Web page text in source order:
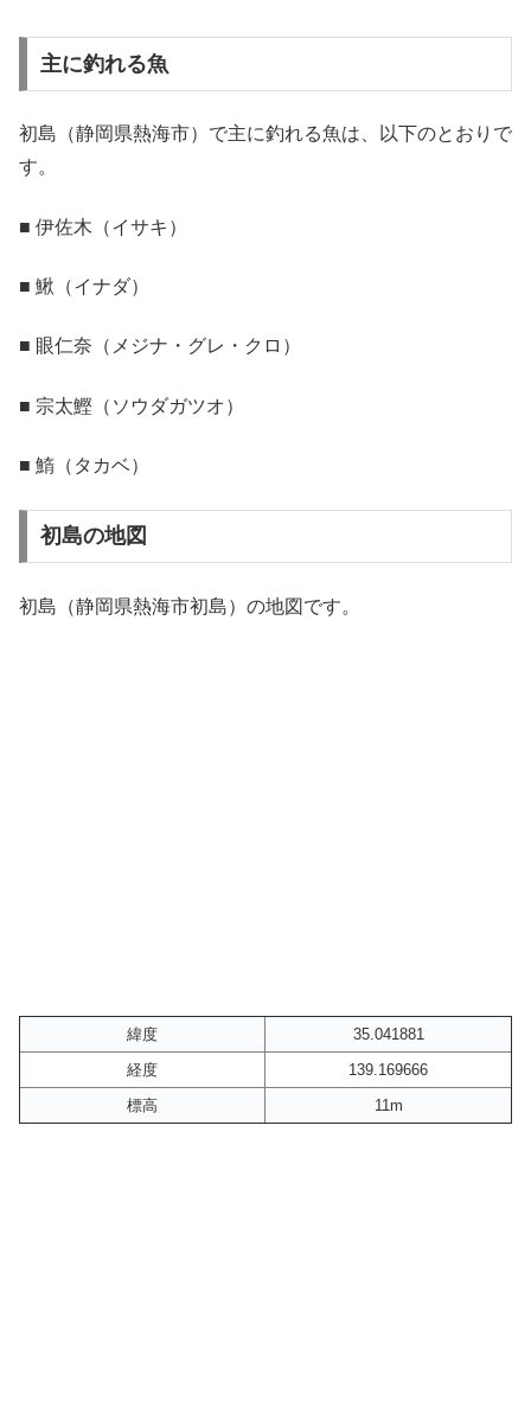
主に釣れる魚
初島（静岡県熱海市）で主に釣れる魚は、以下のとおりで
す。
■ 伊佐木（イサキ）
■ 鰍（イナダ）
■ 眼仁奈（メジナ・グレ・クロ）
■ 宗太鰹（ソウダガツオ）
■ 鰖（タカベ）
初島の地図
初島（静岡県熱海市初島）の地図です。
緯度
35.041881
経度
139.169666
標高
11m